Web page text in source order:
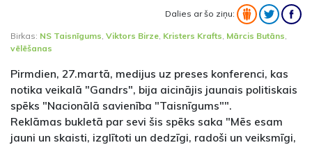
Dalies ar šo ziņu:
Birkas: NS Taisnīgums Viktors Birze Kristers Krafts Mārcis Butāns
vēlēšanas
Pirmdien, 27.martā, medijus uz preses konferenci, kas
notika veikalā "Gandrs", bija aicinājis jaunais politiskais
spēks "Nacionālā savienība "Taisnīgums"".
Reklāmas bukletā par sevi šis spēks saka "Mēs esam
jauni un skaisti, izglītoti un dedzīgi, radoši un veiksmīgi,